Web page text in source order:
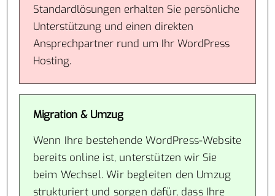
Standardlösungen erhalten Sie persönliche
Unterstützung und einen direkten
Ansprechpartner rund um Ihr WordPress
Hosting.
Migration & Umzug
Wenn Ihre bestehende WordPress-Website
bereits online ist, unterstützen wir Sie
beim Wechsel. Wir begleiten den Umzug
strukturiert und sorgen dafür, dass Ihre